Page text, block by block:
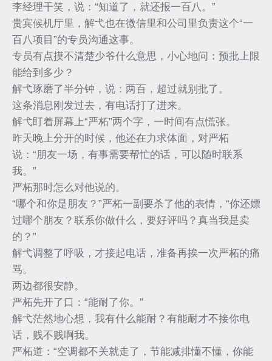
李经理干笑，说：“知道了，就还报一百八。”
贵宾候机厅里，解弋也在微信里和公司里负责这个“一
百八项目”的专员沟通这事。
专员有点摸不清楚少爷什么意思，小心地问：预批上限
能给到多少？
解弋琢磨了半分钟，说：两百，超过就别批了。
这条消息刚发过去，有电话打了进来。
解弋盯着屏幕上“严柘”两个字，一时间有点慌张。
昨天晚上分开的时候，他还在力求体面，对严柘
说：“朋友一场，有事需要帮忙的话，可以随时联系
我。”
严柘那时怎么对他说的。
“哪个和你是朋友？”严柘一副要杀了他的表情，“你还嫖
过哪个朋友？联系你做什么，要好评吗？真当我是卖
的？”
解弋调整了呼吸，才接起电话，准备再挨一次严柘的痛
骂。
两边都很安静。
严柘先开了口：“能耐了你。”
解弋茫然地心想，我有什么能耐？有能耐才不接你电
话，贱不贱啊我。
严柘道：“空调都不关就走了，节能减排懂不懂，你能